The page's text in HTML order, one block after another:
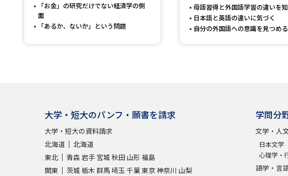
「お金」の研究だけでない経済学の側
面
「あるか、ないか」という問題
母語習得と外国語学習の違いを
日本語と英語の違いに気づく
自分の外国語への意識を見つめる
大学・短大のパンフ・願書を請求
大学・短大の資料請求
北海道
北海道
東北
青森 岩手 宮城 秋田 山形 福島
関東
茨城 栃木 群馬埼玉 千葉東京神奈川 山梨
学問分
文学・人
日本文学
心理学・
語学・言